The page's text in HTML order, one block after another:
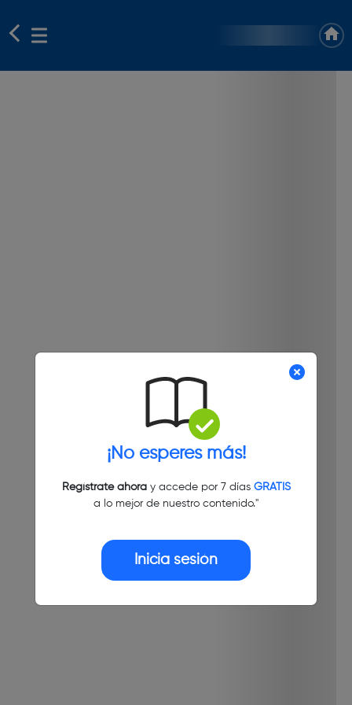
¡No esperes más!
Regístrate ahoray accede por 7 días GRATIS
a lo mejor de nuestro contenido."
Inicia sesión